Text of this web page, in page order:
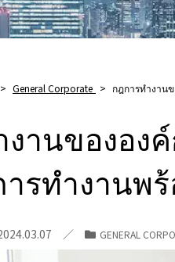
> General Corporate > กฎการทำงาน
านขององ
รทำงานพ
GENERAL